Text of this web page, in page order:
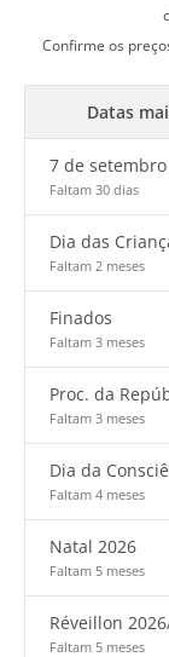
Confirme os
Datas
7 de setembro
Faltam 30 dias
Dia das
Faltam 2 meses
Finados
Faltam 3 meses
Proc. da
Faltam 3 meses
Dia da
Faltam 4 meses
Natal 2026
Faltam 5 meses
Réveillon
Faltam 5 meses